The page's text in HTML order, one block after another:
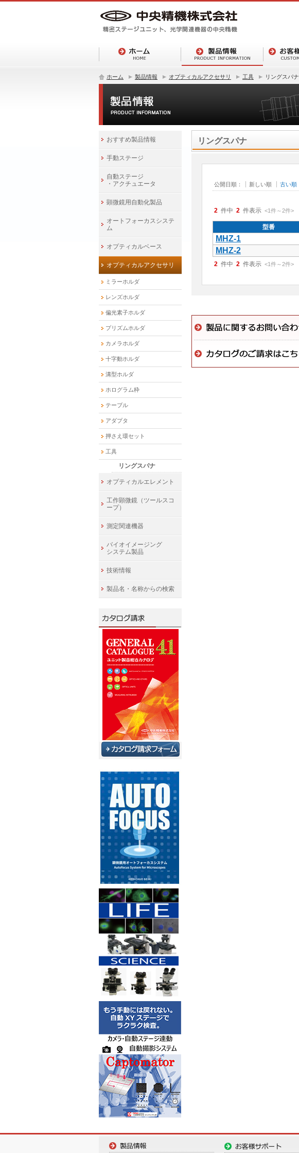
ホーム 製品情報 オプティカルアクセサリ 工具 リングスパナ
リングスパナ
公開日順： 新しい順 古い順
2 件中 2 件表示 <1件～2件>
型番
MHZ-1
MHZ-2
2 件中 2 件表示 <1件～2件>
おすすめ製品情報
手動ステージ
自動ステージ
・アクチュエータ
顕微鏡用自動化製品
オートフォーカスシステ
ム
オプティカルベース
オプティカルアクセサリ
ミラーホルダ
レンズホルダ
偏光素子ホルダ
プリズムホルダ
カメラホルダ
十字動ホルダ
溝型ホルダ
ホログラム枠
テーブル
アダプタ
押さえ環セット
工具
リングスパナ
オプティカルエレメント
工作顕微鏡（ツールスコ
ープ）
測定関連機器
バイオイメージング
システム製品
技術情報
製品名・名称からの検索